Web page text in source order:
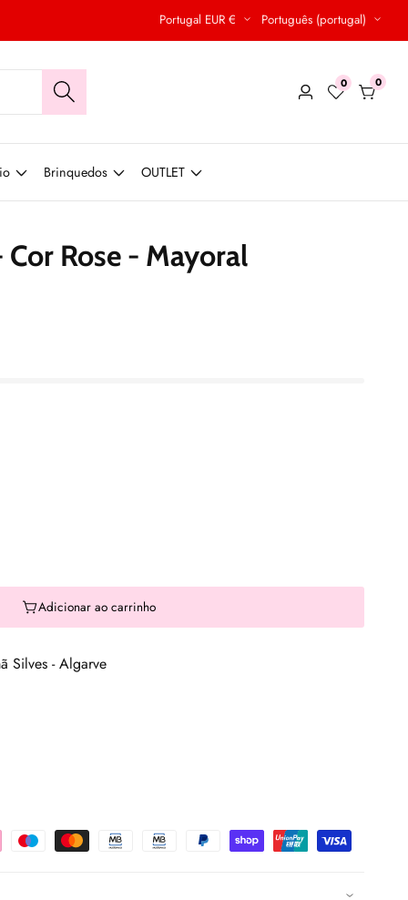
Portugal EUR € Português (portugal)
Conecte-
0 00
Brinquedos OUTLET
Rose - Mayoral
Adicionar ao carrinho
Silves - Algarve